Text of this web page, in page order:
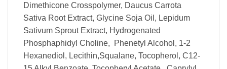
Dimethicone Crosspolymer, Daucus Carrota
Sativa Root Extract, Glycine Soja Oil, Lepidum
Sativum Sprout Extract, Hydrogenated
Phosphaphidyl Choline, Phenetyl Alcohol, 1-2
Hexanediol, Lecithin,Squalane, Tocopherol, C12-